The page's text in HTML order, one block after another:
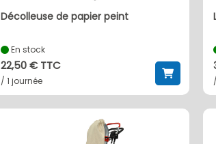
décolleuse de papier peint
En stock
22,50 € TTC
/ 1 journée